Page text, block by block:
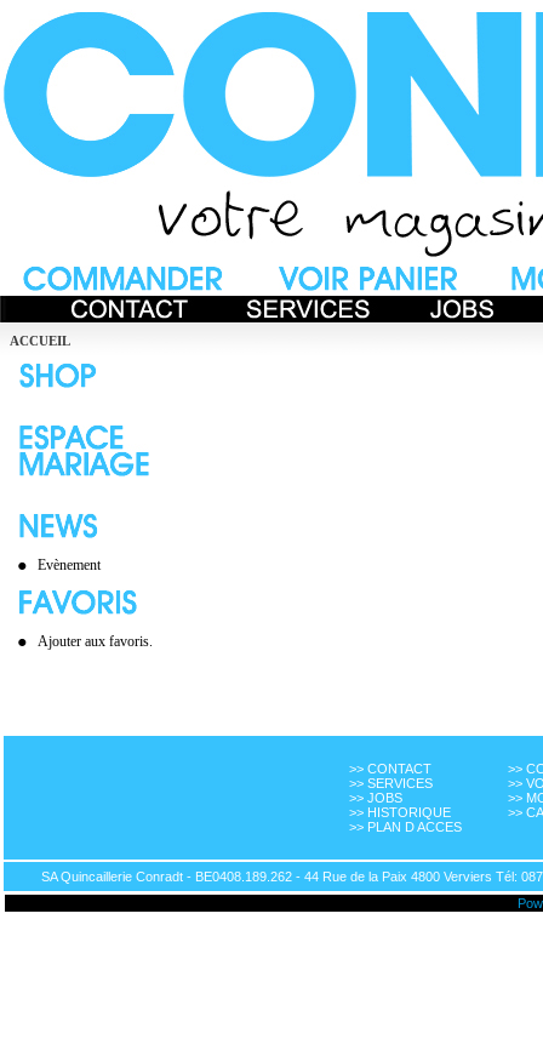
ACCUEIL
Evènement
Ajouter aux favoris.
>> CONTACT
>> SERVICES
>> JOBS
>> HISTORIQUE
>> PLAN D ACCES
>>
>>
>>
>>
SA Quincaillerie Conradt - BE0408.189.262 - 44 Rue de la Paix 4800 Verviers Tél: